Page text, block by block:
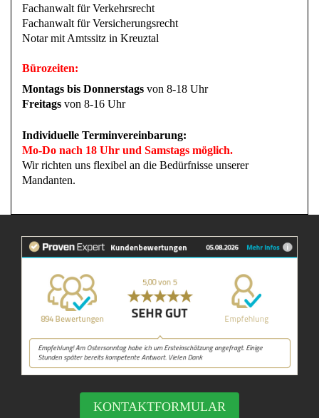
Fachanwalt für Verkehrsrecht
Fachanwalt für Versicherungsrecht
Notar mit Amtssitz in Kreuztal
Bürozeiten:
Montags bis Donnerstags von 8-18 Uhr
Freitags von 8-16 Uhr
Individuelle Terminvereinbarung:
Mo-Do nach 18 Uhr und Samstags möglich.
Wir richten uns flexibel an die Bedürfnisse unserer
Mandanten.
KONTAKTFORMULAR